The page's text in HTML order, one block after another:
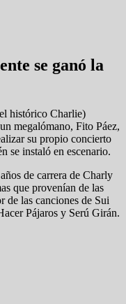
se ganó la
histórico Charlie)
megalómano, Fito Páez,
su propio concierto
se instaló en escenario.
de carrera de Charly
que provenían de las
de las canciones de Sui
Pájaros y Serú Girán.